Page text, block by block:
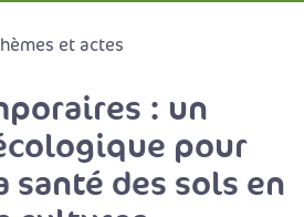
et actes
: un
pour
santé des sols en